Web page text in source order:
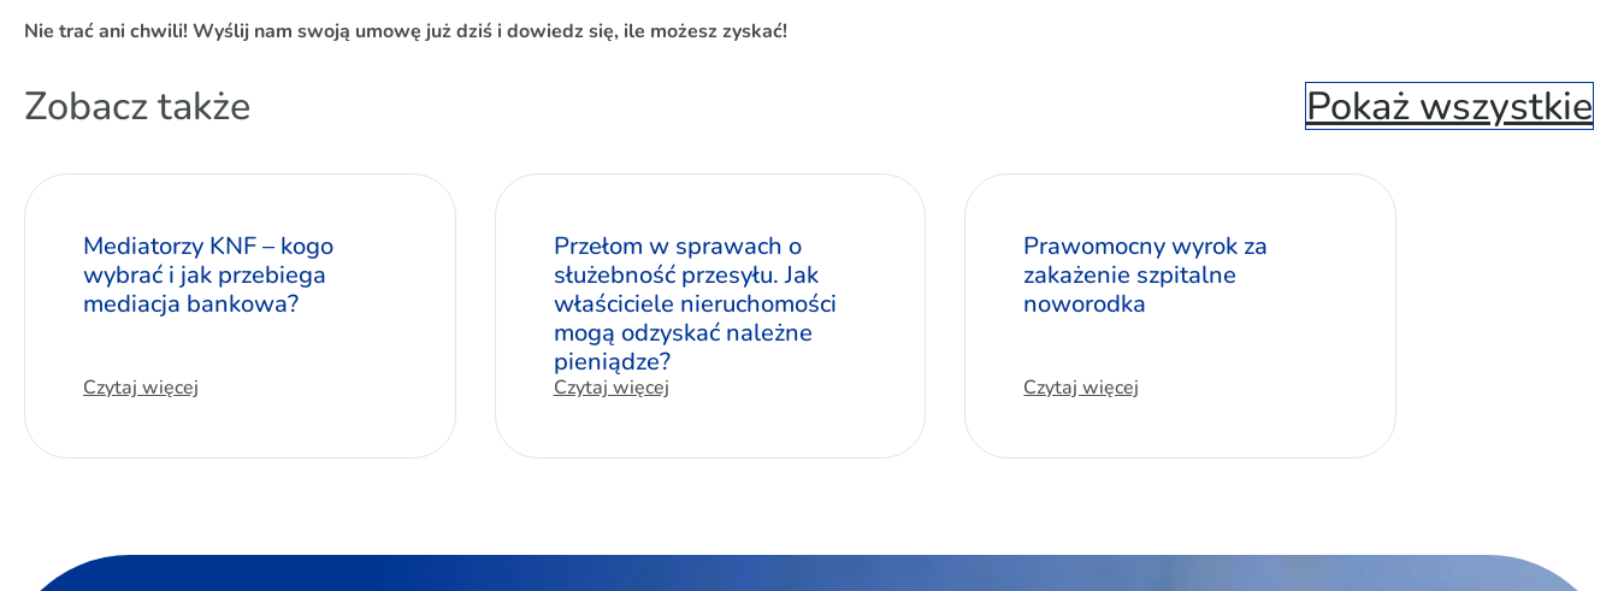
Nie trać ani chwili! Wyślij nam swoją umowę już dziś i dowiedz się, ile możesz zyskać!
Zobacz także Pokaż wszystkie
Mediatorzy KNF – kogo
wybrać i jak przebiega
mediacja bankowa?
Czytaj więcej
Przełom w sprawach o
służebność przesyłu. Jak
właściciele nieruchomości
mogą odzyskać należne
pieniądze?
Czytaj więcej
Prawomocny wyrok za
zakażenie szpitalne
noworodka
Czytaj więcej